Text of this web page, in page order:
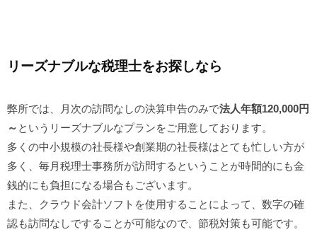
リーズナブルな税理士をお探しなら
弊所では、月次の訪問なしの決算申告のみで法人年額120,000円
～ というリーズナブルなプランをご用意しております。
多くの中小規模の社長様や創業期の社長様はとても忙しい方が
多く、毎月税理士事務所が訪問するということが時間的にも金
銭的にも負担になる場合もございます。
また、クラウド会計ソフトを使用することによって、数字の確
認も訪問なしですることが可能なので、節税対策も可能です。